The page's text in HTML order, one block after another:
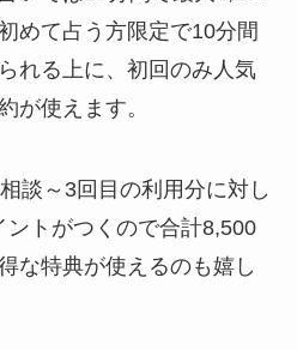
めて占う方限定で10分間
れる上に、初回のみ人気
が使えます。
談～3回目の利用分に対し
トがつくので合計8,500
な特典が使えるのも嬉し